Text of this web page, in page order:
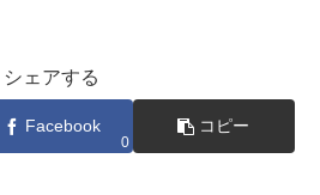
シェアする
Facebook
0
コピー